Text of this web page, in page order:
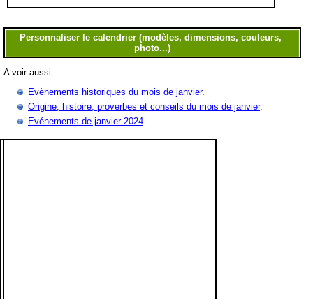
A voir aussi :
Evènements historiques du mois de janvier.
Origine, histoire, proverbes et conseils du mois de janvier.
Evénements de janvier 2024.